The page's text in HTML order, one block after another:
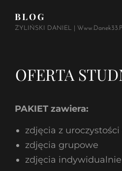
BLOG
ŻYLIŃSKI DANIEL | Www.danek33.pl
OFERTA
PAKIET zawiera:
zdjęcia z
zdjęcia grupowe
zdjęcia